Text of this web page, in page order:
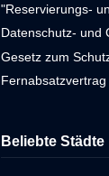
"Reservierungs-
Datenschutz- und
Gesetz zum
Fernabsatzvertrag
Beliebte Städte